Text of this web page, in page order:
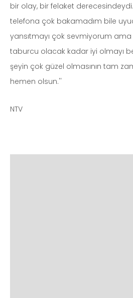
bir olay, bir felaket
telefona çok bakamadım bile
yansıtmayı çok sevmiyorum
taburcu olacak kadar iyi olmayı
şeyin çok güzel olmasının tam
hemen olsun.''
NTV